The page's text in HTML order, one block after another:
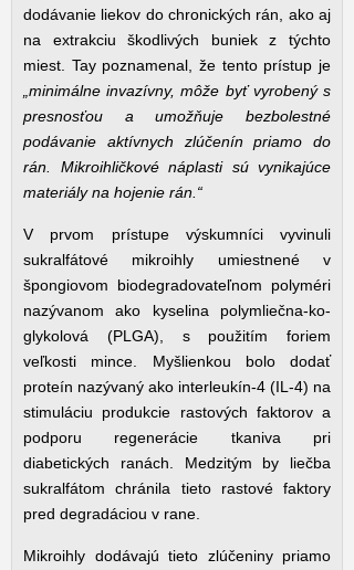
dodávanie liekov do chronických rán, ako aj
na extrakciu škodlivých buniek z týchto
miest. Tay poznamenal, že tento prístup je
„minimálne invazívny, môže byť vyrobený s
presnosťou a umožňuje bezbolestné
podávanie aktívnych zlúčenín priamo do
rán. Mikroihličkové náplasti sú vynikajúce
materiály na hojenie rán.“
V prvom prístupe výskumníci vyvinuli
sukralfátové mikroihly umiestnené v
špongiovom biodegradovateľnom polyméri
nazývanom ako kyselina polymliečna-ko-
glykolová (PLGA), s použitím foriem
veľkosti mince. Myšlienkou bolo dodať
proteín nazývaný ako interleukín-4 (IL-4) na
stimuláciu produkcie rastových faktorov a
podporu regenerácie tkaniva pri
diabetických ranách. Medzitým by liečba
sukralfátom chránila tieto rastové faktory
pred degradáciou v rane.
Mikroihly dodávajú tieto zlúčeniny priamo